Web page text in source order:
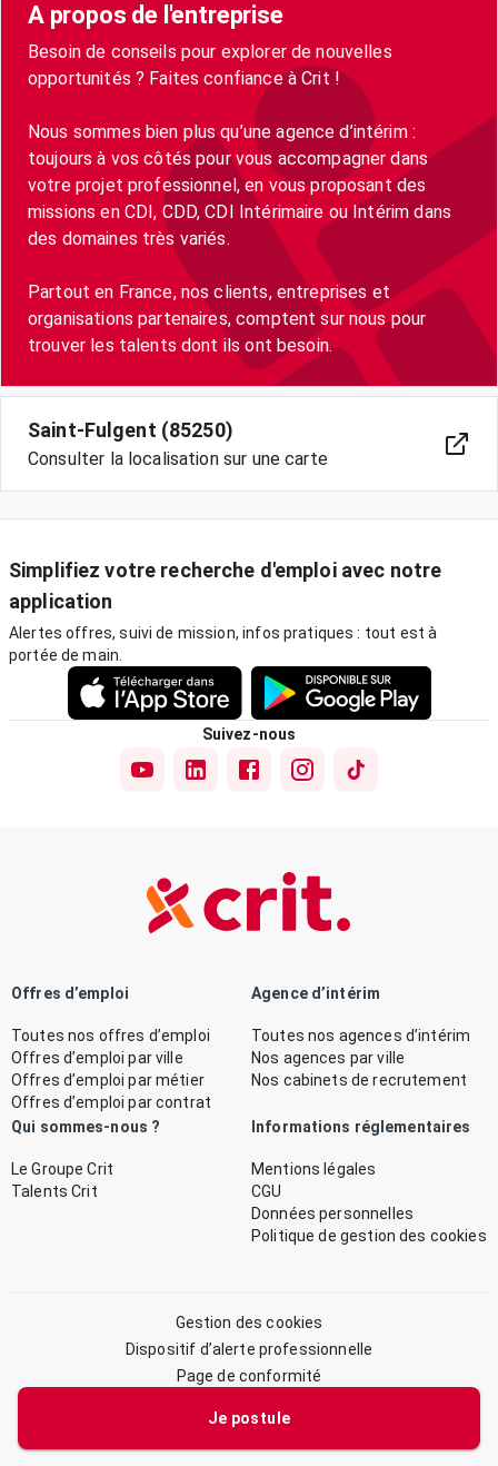
Je postule
A propos de l'entreprise
Besoin de conseils pour explorer de nouvelles
opportunités ? Faites confiance à Crit !
Nous sommes bien plus qu’une agence d’intérim :
toujours à vos côtés pour vous accompagner dans
votre projet professionnel, en vous proposant des
missions en CDI, CDD, CDI Intérimaire ou Intérim dans
des domaines très variés.
Partout en France, nos clients, entreprises et
organisations partenaires, comptent sur nous pour
trouver les talents dont ils ont besoin.
Saint-Fulgent (85250)
Consulter la localisation sur une carte
Simplifiez votre recherche d'emploi avec notre
application
Alertes offres, suivi de mission, infos pratiques : tout est à
portée de main.
Suivez-nous
Offres d’emploi
Toutes nos offres d’emploi
Offres d’emploi par ville
Offres d’emploi par métier
Offres d’emploi par contrat
Agence d’intérim
Toutes nos agences d’intérim
Nos agences par ville
Nos cabinets de recrutement
Qui sommes-nous ?
Le Groupe Crit
Talents Crit
Informations réglementaires
Mentions légales
CGU
Données personnelles
Politique de gestion des cookies
Gestion des cookies
Dispositif d’alerte professionnelle
Page de conformité
© 2026 CRIT